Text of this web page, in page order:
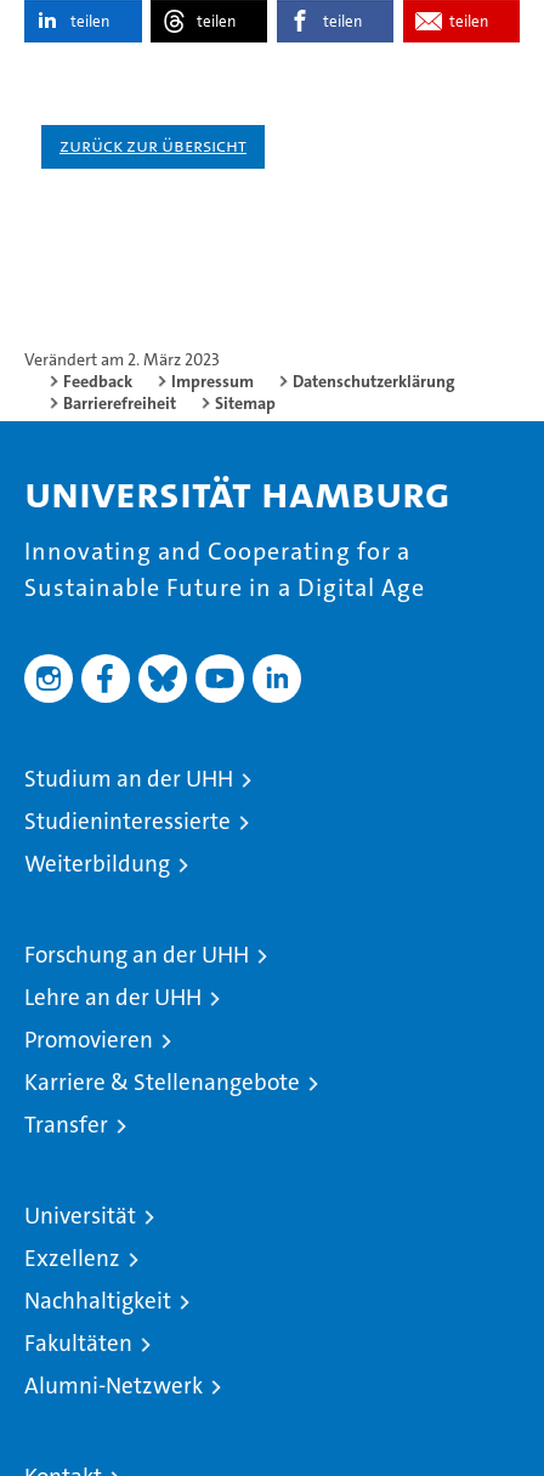
teilen teilen teilen teilen
Zurück zur Übersicht
Verändert am 2. März 2023
Feedback
Impressum
Datenschutzerklärung
Barrierefreiheit
Sitemap
Universität Hamburg
Innovating and Cooperating for a
Sustainable Future in a Digital Age
Studium an der UHH
Studieninteressierte
Weiterbildung
Forschung an der UHH
Lehre an der UHH
Promovieren
Karriere & Stellenangebote
Transfer
Universität
Exzellenz
Nachhaltigkeit
Fakultäten
Alumni-Netzwerk